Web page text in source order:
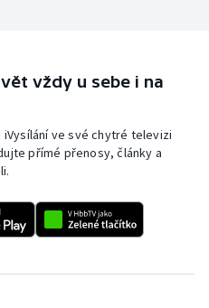
vždy u sebe i na
iVysílání ve své chytré televizi
přímé přenosy, články a